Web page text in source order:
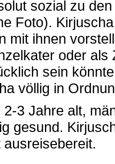
sozial zu
Foto).
mit ihnen
oder
sein
völlig in
3 Jahre alt,
gesund.